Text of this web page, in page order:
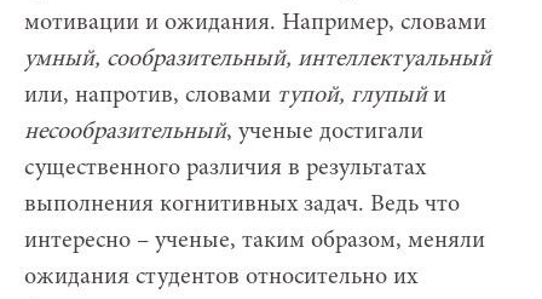
мотивации и ожидания. Например, словами
умный, сообразительный, интеллектуальный
или, напротив, словами тупой, глупыйи
несообразительный, ученые достигали
существенного различия в результатах
выполнения когнитивных задач. Ведь что
интересно – ученые, таким образом, меняли
ожидания студентов относительно их